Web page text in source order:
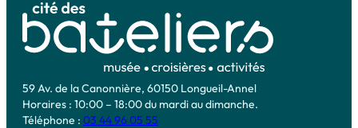
59 Av. de la Canonnière, 60150 Longueil-Annel
Horaires : 10:00 – 18:00 du mardi au dimanche.
Téléphone : 03 44 96 05 55